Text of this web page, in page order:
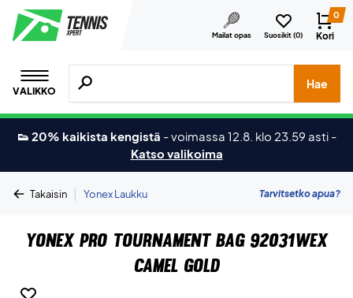
Mailat opas Suosikit (0)
0
Kori
VALIKKO
Hae tuotteita, merkkejä jne.
Hae
👟 20% kaikista kengistä -voimassa 12.8. klo 23.59 asti -
Katso valikoima
Takaisin | Yonex Laukku Tarvitsetko apua?
Yonex Pro Tournament Bag 92031WEX
Camel Gold